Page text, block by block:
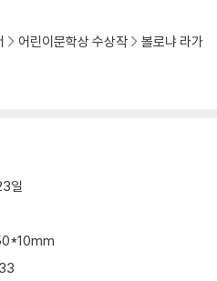
어린이문학상 수상작
볼로냐 라가
일